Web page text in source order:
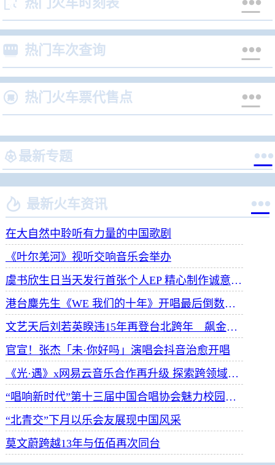

 热门车次查询 
 热门火车票代售点 
最新专题 
 最新火车资讯 
在大自然中聆听有力量的中国歌剧
《叶尔羌河》视听交响音乐会举办
虞书欣生日当天发行首张个人EP 精心制作诚意满满
港台麋先生《WE 我们的十年》开唱最后倒数 惊喜释出10周年纪念单曲宠粉
文艺天后刘若英睽违15年再登台北跨年 飙金嗓演唱经典招牌歌掀回忆杀
官宣！张杰「未·你好吗」演唱会抖音治愈开唱
《光·遇》x网易云音乐合作再升级 探索跨领域社交新体验
“唱响新时代”第十三届中国合唱协会魅力校园合唱展演开幕
“北青交”下月以乐会友展现中国风采
莫文蔚跨越13年与伍佰再次同台